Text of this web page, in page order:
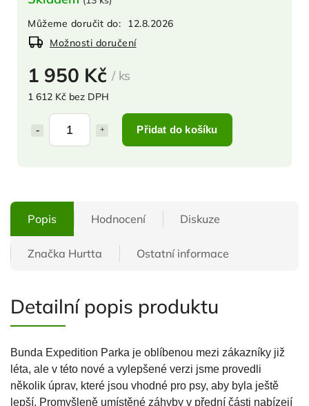
1 950 Kč/ ks
1 612 Kč bez DPH
Přidat do košíku
Můžeme doručit do:
12.8.2026
Možnosti doručení
Popis Hodnocení Diskuze
Značka Hurtta Ostatní informace
Detailní popis produktu
Bunda Expedition Parka je oblíbenou mezi zákazníky již
léta, ale v této nové a vylepšené verzi jsme provedli
několik úprav, které jsou vhodné pro psy, aby byla ještě
lepší. Promyšleně umístěné záhyby v přední části nabízejí